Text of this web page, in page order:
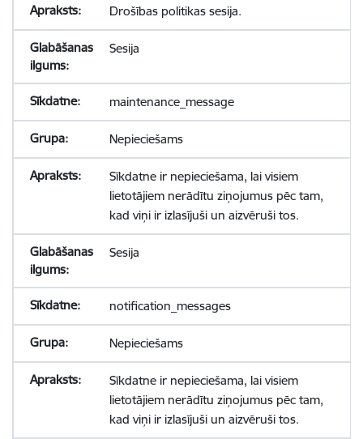
Drošības politikas sesija.
Sesija
maintenance_message
Nepieciešams
Sīkdatne ir nepieciešama, lai visiem
lietotājiem nerādītu ziņojumus pēc tam,
kad viņi ir izlasījuši un aizvēruši tos.
Sesija
notification_messages
Nepieciešams
Sīkdatne ir nepieciešama, lai visiem
lietotājiem nerādītu ziņojumus pēc tam,
kad viņi ir izlasījuši un aizvēruši tos.